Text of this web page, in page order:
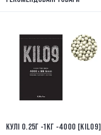
КУЛІ 0.25Г -1КГ -4000 [KILO9]